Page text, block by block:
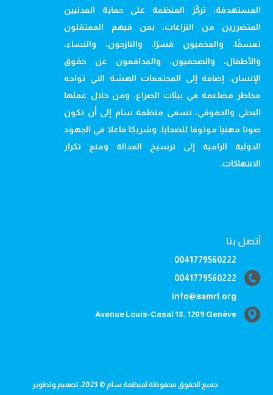
المستهدفة: تركّز المنظمة على حماية المدنيين
المتضررين من النزاعات، بمن فيهم المعتقلون
تعسفًا، والمخفيون قسرًا، والنازحون، والنساء،
والأطفال، والصحفيون، والمدافعون عن حقوق
الإنسان، إضافة إلى المجتمعات الهشة التي تواجه
مخاطر مضاعفة في بيئات الصراع. ومن خلال عملها
البحثي والحقوقي، تسعى منظمة سام إلى أن تكون
صوتا مهنيا موثوقا للضحايا، وشريكا فاعلا في الجهود
الدولية الرامية إلى ترسيخ العدالة ومنع تكرار
الانتهاكات.
أتصل بنا
0041779560222
0041779560222
info@samrl.org
Avenue Louis-Casaï 18, 1209 Genève
جميع الحقوق محفوظة لمنظمة سام © 2023، تصميم وتطوير